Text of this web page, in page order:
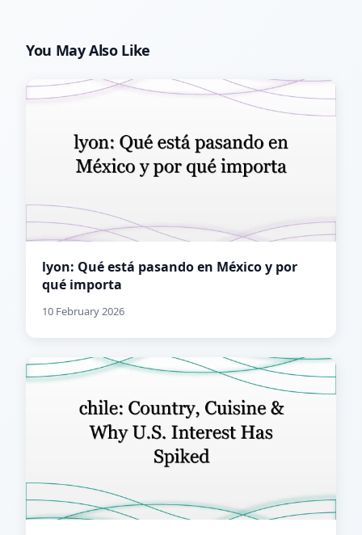
You May Also Like
lyon: Qué está pasando en México y por
qué importa
10 February 2026